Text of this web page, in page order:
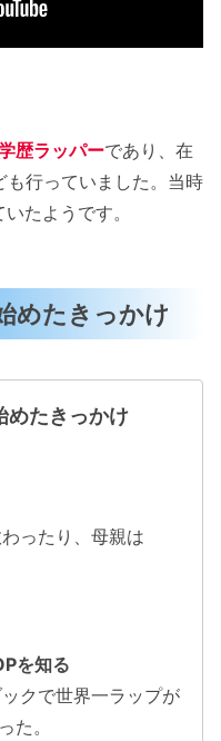
歴ラッパーであり、在
行っていました。当時
たようです。
めたきっかけ
めたきっかけ
ったり、母親は
を知る
クで世界一ラップが
た。